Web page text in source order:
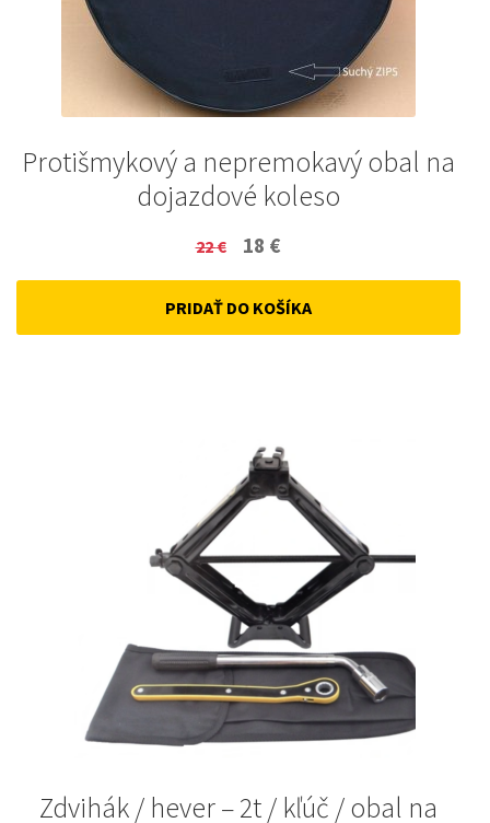
Protišmykový a nepremokavý obal na
dojazdové koleso
22€
Original
price
was:
18 €
price
is:
PRIDAŤ DO KOŠÍKA
Zdvihák / hever – 2t / kľúč / obal na